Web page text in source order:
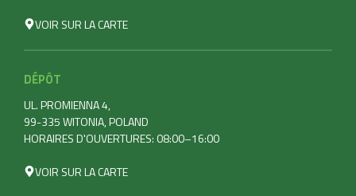
VOIR SUR LA CARTE
DÉPÔT
UL. PROMIENNA 4,
99-335 WITONIA, POLAND
HORAIRES D'OUVERTURES: 08:00–16:00
VOIR SUR LA CARTE